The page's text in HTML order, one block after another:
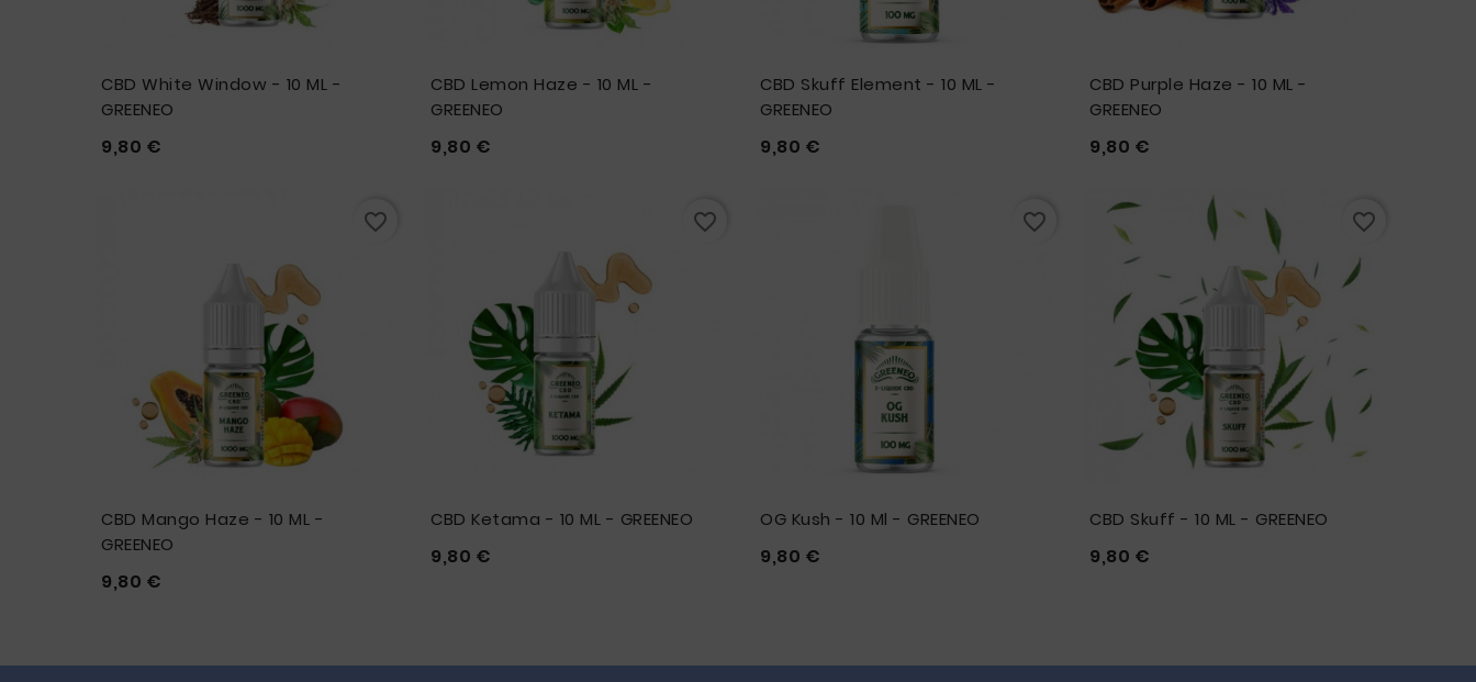
CBD White Window - 10 ML -
GREENEO
 
9,80 €
CBD Lemon Haze - 10 ML -
GREENEO
 
9,80 €
CBD Skuff Element - 10 ML -
GREENEO
 
9,80 €
CBD Purple Haze - 10 ML -
GREENEO
 
9,80 €
CBD Mango Haze - 10 ML -
GREENEO
 
9,80 €
favorite_border
CBD Ketama - 10 ML - GREENEO
 
9,80 €
favorite_border
OG Kush - 10 Ml - GREENEO
 
9,80 €
favorite_border
CBD Skuff - 10 ML - GREENEO
 
9,80 €
favorite_border